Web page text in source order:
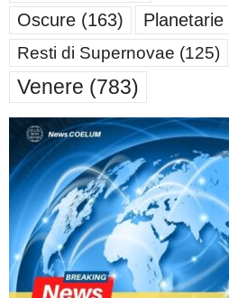
Oscure (163) Planetarie
Resti di Supernovae (125)
Venere (783)